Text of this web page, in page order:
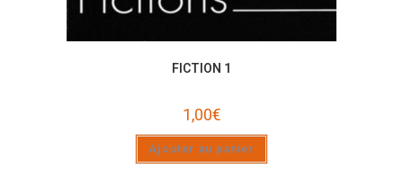
FICTION 1
1,00€
Ajouter au panier